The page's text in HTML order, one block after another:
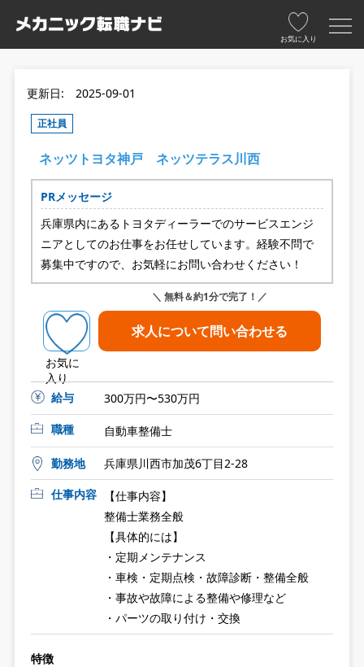
お気に入り
更新日: 2025-09-01
正社員
ネッツトヨタ神戸 ネッツテラス川西
PRメッセージ
兵庫県内にあるトヨタディーラーでのサービスエンジ
ニアとしてのお仕事をお任せしています。経験不問で
募集中ですので、お気軽にお問い合わせください！
お気に
入り
＼ 無料＆約1分で完了！／
求人について問い合わせる
給与
300万円〜530万円
職種
自動車整備士
勤務地
兵庫県川西市加茂6丁目2-28
仕事内容
【仕事内容】
整備士業務全般
【具体的には】
・定期メンテナンス
・車検・定期点検・故障診断・整備全般
・事故や故障による整備や修理など
・パーツの取り付け・交換
特徴